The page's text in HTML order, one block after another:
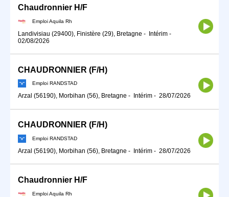
Chaudronnier H/F
Emploi Aquila Rh
Landivisiau (29400), Finistère (29), Bretagne - Intérim -
02/08/2026
CHAUDRONNIER (F/H)
Emploi RANDSTAD
Arzal (56190), Morbihan (56), Bretagne - Intérim - 28/07/2026
CHAUDRONNIER (F/H)
Emploi RANDSTAD
Arzal (56190), Morbihan (56), Bretagne - Intérim - 28/07/2026
Chaudronnier H/F
Emploi Aquila Rh